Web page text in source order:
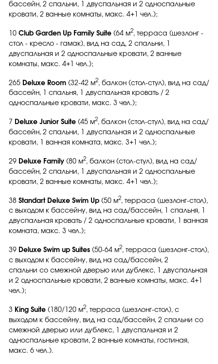
бассейн, 2 спальни, 1 двуспальная и 2 односпальные
кровати, 2 ванные комнаты, макс. 4+1 чел.);
10 Club Garden Up Family Suite (64 м2, терраса (шезлонг -
стол - кресло - гамак), вид на сад, 2 спальни, 1
двуспальная и 2 односпальные кровати, 2 ванные
комнаты, макс. 4+1 чел.);
265 Deluxe Room (32-42 м2, балкон (стол-стул), вид на сад/
бассейн, 1 спальня, 1 двуспальная кровать / 2
односпальные кровати, макс. 3 чел.);
7 Deluxe Junior Suite (45 м2, балкон (стол-стул), вид на сад/
бассейн, 2 спальни, 1 двуспальная и 2 односпальные
кровати, 1 ванная комната, макс. 3+1 чел.);
29 Deluxe Family (80 м2, балкон (стол-стул), вид на сад/
бассейн, 2 спальни, 1 двуспальная и 2 односпальные
кровати, 2 ванные комнаты, макс. 4+1 чел.);
38 Standart Deluxe Swim Up (50 м2, терраса (шезлонг-стол),
с выходом к бассейну, вид на сад/бассейн, 1 спальня, 1
двуспальная кровать / 2 односпальные кровати, 1 ванная
комната, макс. 3 чел.);
39 Deluxe Swim up Suites (50-64 м2, терраса (шезлонг-стол),
с выходом к бассейну, вид на сад/бассейн, 2
спальни со смежной дверью или дублекс, 1 двуспальная
и 2 односпальные кровати, 2 ванные комнаты, макс. 4+1
чел.);
3 King Suite (180/120 м2, терраса (шезлонг-стол), с
выходом к бассейну, вид на сад/бассейн, 2 спальни со
смежной дверью или дублекс, 1 двуспальная и 2
односпальные кровати, 2 ванные комнаты, гостиная,
макс. 6 чел.).